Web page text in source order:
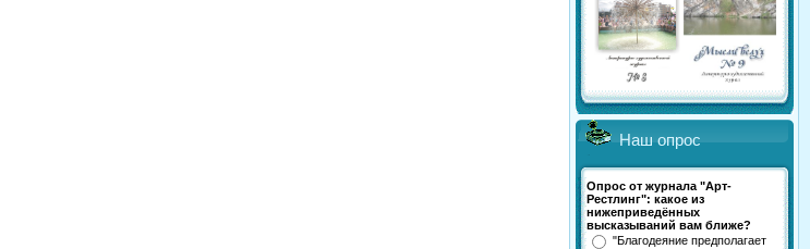
Наш опрос
Опрос от журнала "Арт-
Рестлинг": какое из
нижеприведённых
высказываний вам ближе?
"Благодеяние предполагает